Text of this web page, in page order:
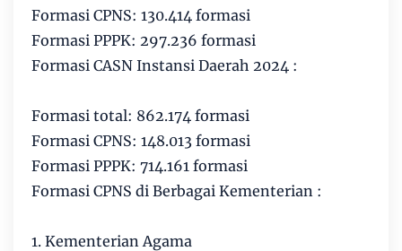
Formasi CPNS: 130.414 formasi
Formasi PPPK: 297.236 formasi
Formasi CASN Instansi Daerah 2024 :
Formasi total: 862.174 formasi
Formasi CPNS: 148.013 formasi
Formasi PPPK: 714.161 formasi
Formasi CPNS di Berbagai Kementerian :
1. Kementerian Agama